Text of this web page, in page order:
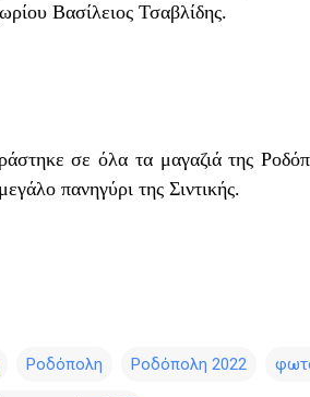
Βασίλειος Τσαβλίδης.
σε όλα τα μαγαζιά της
πανηγύρι της Σιντικής.
Ροδόπολη Ροδόπολη 2022